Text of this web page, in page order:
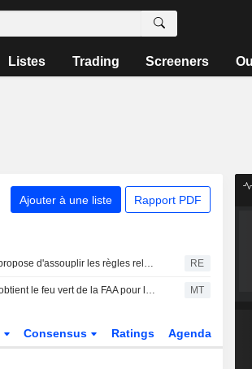
Listes Trading Screeners
Ajouter à une liste Rapport PDF
La FAA propose d'assouplir les règles relatives aux trousses médicales d'urgence des compagnies aériennes RE
Boeing obtient le feu vert de la FAA pour le Max 7 après près d'une décennie d'examen MT
Consensus Ratings Agenda